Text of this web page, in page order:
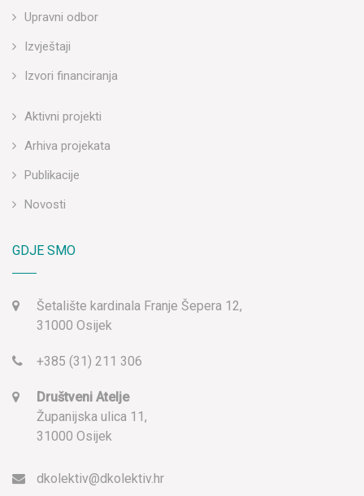
Upravni odbor
Izvještaji
Izvori financiranja
Aktivni projekti
Arhiva projekata
Publikacije
Novosti
GDJE SMO
Šetalište kardinala Franje Šepera 12,
31000 Osijek
+385 (31) 211 306
Društveni Atelje
Županijska ulica 11,
31000 Osijek
dkolektiv@dkolektiv.hr